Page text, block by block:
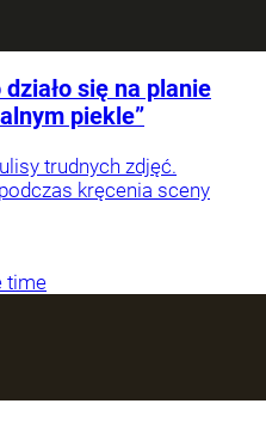
się na planie
piekle”
trudnych zdjęć.
kręcenia sceny
time